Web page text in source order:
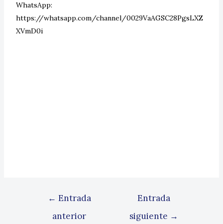
WhatsApp:
https://whatsapp.com/channel/0029VaAGSC28PgsLXZ
XVmD0i
← Entrada
anterior
Entrada
siguiente →